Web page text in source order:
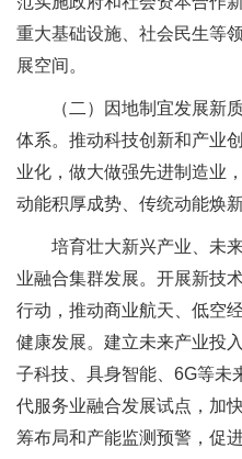
重大基础设施、社会民生等
展空间。
（二）因地制宜发展新质
体系。推动科技创新和产业
业化，做大做强先进制造业
动能积厚成势、传统动能焕新
培育壮大新兴产业、未来
业融合集群发展。开展新技
行动，推动商业航天、低空
健康发展。建立未来产业投
子科技、具身智能、6G等未
代服务业融合发展试点，加
筹布局和产能监测预警，促